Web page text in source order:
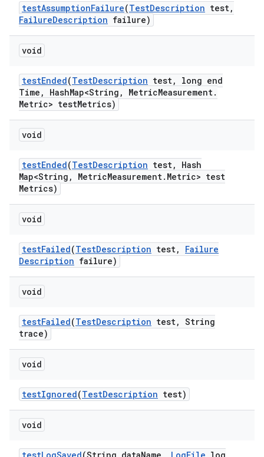
testAssumptionFailure(TestDescription test,
FailureDescription failure)
void
testEnded(TestDescription test,
long end
Time , HashMap<String , MetricMeasurement.
Metric> testMetrics)
void
testEnded(TestDescription test,
Hash
Map<String , MetricMeasurement. Metric> test
Metrics)
void
testFailed(TestDescription test,
Failure
Description failure)
void
testFailed(TestDescription test, String
trace)
void
testIgnored(TestDescription test)
void